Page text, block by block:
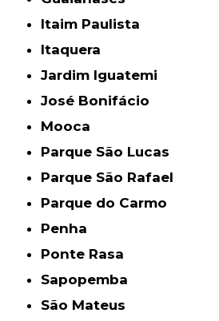
Itaim Paulista
Itaquera
Jardim Iguatemi
José Bonifácio
Mooca
Parque São Lucas
Parque São Rafael
Parque do Carmo
Penha
Ponte Rasa
Sapopemba
São Mateus